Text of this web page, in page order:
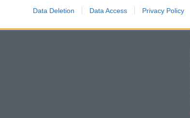
Data Deletion Data Access Privacy Policy